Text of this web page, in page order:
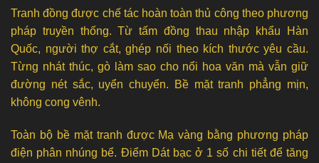
Tranh đồng được chế tác hoàn toàn thủ công theo phương
pháp truyền thống. Từ tấm đồng thau nhập khẩu Hàn
Quốc, người thợ cắt, ghép nối theo kích thước yêu cầu.
Từng nhát thúc, gò làm sao cho nổi hoa văn mà vẫn giữ
đường nét sắc, uyển chuyển. Bề mặt tranh phẳng mịn,
không cong vênh.
Toàn bộ bề mặt tranh được Mạ vàng bằng phương pháp
điện phân nhúng bể. Điểm Dát bạc ở 1 số chi tiết để tăng